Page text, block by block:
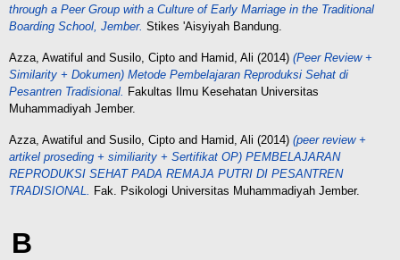
through a Peer Group with a Culture of Early Marriage in the Traditional
Boarding School, Jember. Stikes 'Aisyiyah Bandung.
Azza, Awatiful and Susilo, Cipto and Hamid, Ali (2014) (Peer Review +
Similarity + Dokumen) Metode Pembelajaran Reproduksi Sehat di
Pesantren Tradisional. Fakultas Ilmu Kesehatan Universitas
Muhammadiyah Jember.
Azza, Awatiful and Susilo, Cipto and Hamid, Ali (2014) (peer review +
artikel proseding + similiarity + Sertifikat OP) PEMBELAJARAN
REPRODUKSI SEHAT PADA REMAJA PUTRI DI PESANTREN
TRADISIONAL. Fak. Psikologi Universitas Muhammadiyah Jember.
B